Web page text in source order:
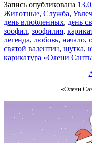
Запись опубликована
Животные, Служба,
день влюбленных, день
зоофил, зоофилия,
легенда, любовь, начало,
святой валентин, шутка,
карикатура «Олени
«Олени